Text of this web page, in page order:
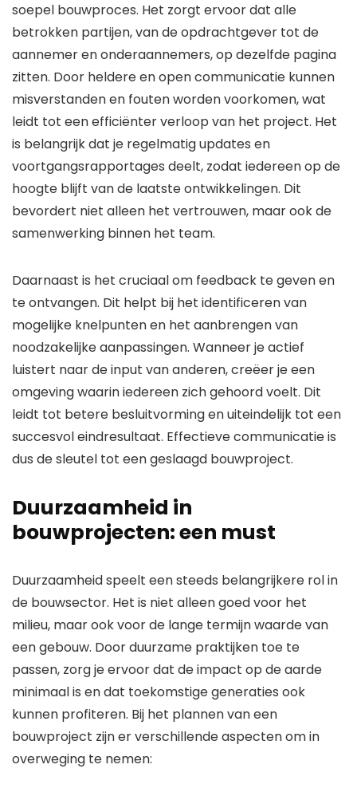
soepel bouwproces. Het zorgt ervoor dat alle
betrokken partijen, van de opdrachtgever tot de
aannemer en onderaannemers, op dezelfde pagina
zitten. Door heldere en open communicatie kunnen
misverstanden en fouten worden voorkomen, wat
leidt tot een efficiënter verloop van het project. Het
is belangrijk dat je regelmatig updates en
voortgangsrapportages deelt, zodat iedereen op de
hoogte blijft van de laatste ontwikkelingen. Dit
bevordert niet alleen het vertrouwen, maar ook de
samenwerking binnen het team.
Daarnaast is het cruciaal om feedback te geven en
te ontvangen. Dit helpt bij het identificeren van
mogelijke knelpunten en het aanbrengen van
noodzakelijke aanpassingen. Wanneer je actief
luistert naar de input van anderen, creëer je een
omgeving waarin iedereen zich gehoord voelt. Dit
leidt tot betere besluitvorming en uiteindelijk tot een
succesvol eindresultaat. Effectieve communicatie is
dus de sleutel tot een geslaagd bouwproject.
Duurzaamheid in
bouwprojecten: een must
Duurzaamheid speelt een steeds belangrijkere rol in
de bouwsector. Het is niet alleen goed voor het
milieu, maar ook voor de lange termijn waarde van
een gebouw. Door duurzame praktijken toe te
passen, zorg je ervoor dat de impact op de aarde
minimaal is en dat toekomstige generaties ook
kunnen profiteren. Bij het plannen van een
bouwproject zijn er verschillende aspecten om in
overweging te nemen: